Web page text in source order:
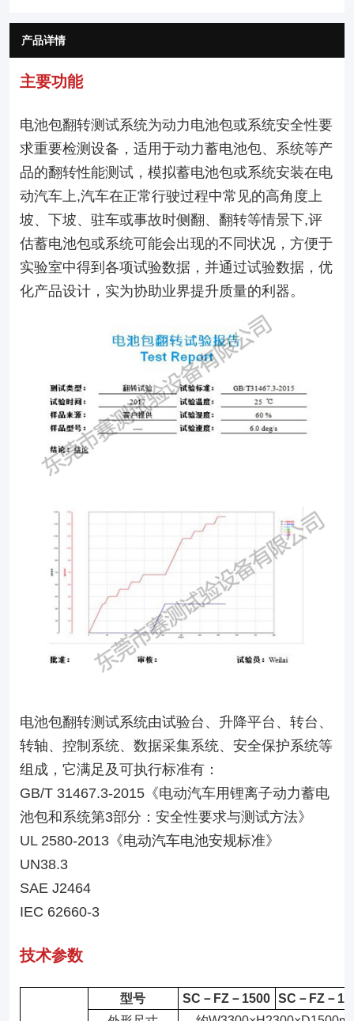
产品详情
主要功能
电池包翻转测试系统为动力电池包或系统安全性要
求重要检测设备，适用于动力蓄电池包、系统等产
品的翻转性能测试，模拟蓄电池包或系统安装在电
动汽车上,汽车在正常行驶过程中常见的高角度上
坡、下坡、驻车或事故时侧翻、翻转等情景下,评
估蓄电池包或系统可能会出现的不同状况，方便于
实验室中得到各项试验数据，并通过试验数据，优
化产品设计，实为协助业界提升质量的利器。
电池包翻转测试系统由试验台、升降平台、转台、
转轴、控制系统、数据采集系统、安全保护系统等
组成，它满足及可执行标准有：
GB/T 31467.3-2015《电动汽车用锂离子动力蓄电
池包和系统第3部分：安全性要求与测试方法》
UL 2580-2013《电动汽车电池安规标准》
UN38.3
SAE J2464
IEC 62660-3
技术参数
型号 SC－FZ－1500
SC－FZ－